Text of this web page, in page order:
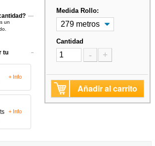
un
tu
+ Info
+ Info
Medida Rollo:
Cantidad
- +
Añadir al carrito